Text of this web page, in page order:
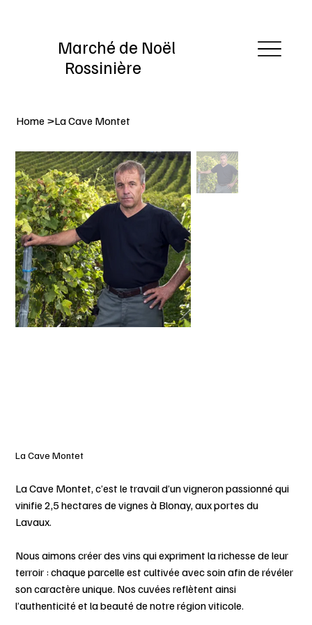
Marché de Noël
Rossinière
Home >La Cave Montet
La Cave Montet
La Cave Montet, c’est le travail d’un vigneron passionné qui
vinifie 2,5 hectares de vignes à Blonay, aux portes du
Lavaux.
Nous aimons créer des vins qui expriment la richesse de leur
terroir : chaque parcelle est cultivée avec soin afin de révéler
son caractère unique. Nos cuvées reflètent ainsi
l’authenticité et la beauté de notre région viticole.